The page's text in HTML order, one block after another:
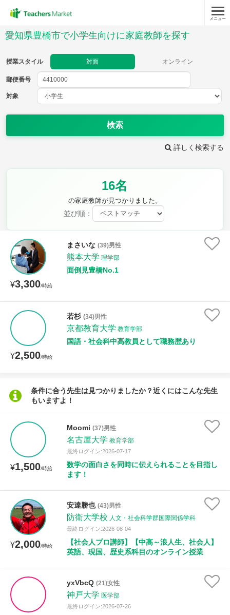
メニュー
愛知県豊橋市で小学生向けに家庭教師を探す
授業スタイル 対面 オンライン
郵便番号
対象
検索
詳しく検索する
16名
の家庭教師が見つかりました。
並び順：
¥3,300/時給
まさいな (39)男性
熊本大学 理学部
面倒見豊橋No.1
¥2,500/時給
若杉 (34)男性
京都教育大学 教育学部
国語・社会科中高教員として職務歴あり
条件に合う先生は見つかりましたか？近くにはこんな先生
もいますよ！
¥1,500/時給
Moomi (37)男性
名古屋大学 教育学部
最終ログイン:2026-07-17
数学の面白さを同時に伝えられることを目指し
ます！
¥2,000/時給
安達勝也 (43)男性
防衛大学校 人文・社会科学群国際関係学科
最終ログイン:2026-08-04
【社会人プロ講師】【中高～浪人生、社会人】
英語、現国、歴史系科目のオンライン授業
yxVbcQ (21)女性
神戸大学 医学部
最終ログイン:2026-07-26
郵便番号
教科
理科
保健・体育 図画工作 書写
時給：¥1,000 ～ ¥10,000
授業可能日
土曜日 日曜日
所属大学
距離：15km以内
年齢：18-101歳
性別